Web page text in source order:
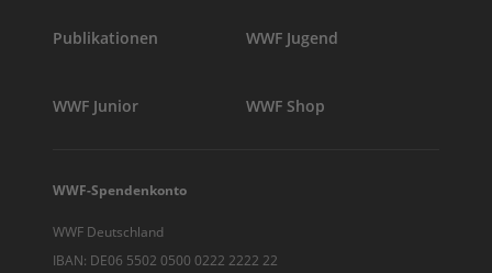
Publikationen WWF Jugend
WWF Junior WWF Shop
WWF-Spendenkonto
WWF Deutschland
IBAN: DE06 5502 0500 0222 2222 22